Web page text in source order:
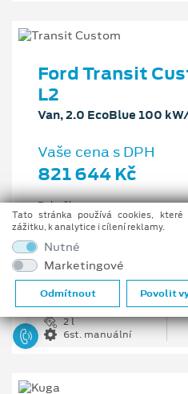
Ford Transit
L2
Van, 2.0 EcoBlue 100
Vaše cena s DPH
821 644 Kč
Pobočka
Opava
1 226 335 Kč
Cenové zvýhodnění
404 691 Kč
2 l
6st. manuální
Tato stránka používá cookies,
zážitku, k analytice i cílení reklamy.
Nutné
Marketingové
Odmítnout Povolit